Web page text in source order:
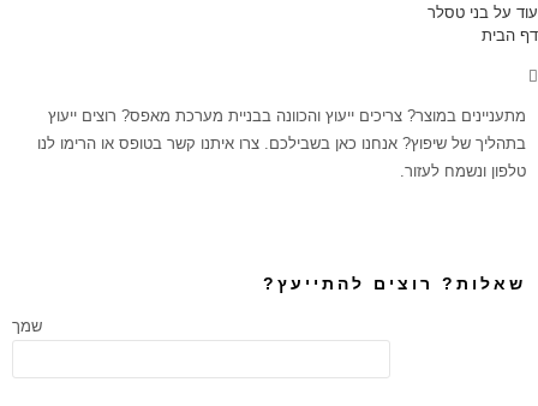
עוד על בני טסלר
דף הבית
מתעניינים במוצר? צריכים ייעוץ והכוונה בבניית מערכת מאפס? רוצים ייעוץ
בתהליך של שיפוץ? אנחנו כאן בשבילכם. צרו איתנו קשר בטופס או הרימו לנו
טלפון ונשמח לעזור.
שאלות? רוצים להתייעץ?
שמך